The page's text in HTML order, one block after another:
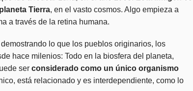
Tierra, en el vasto cosmos. Algo empieza a
a través de la retina humana.
demostrando lo que los pueblos originarios, los
hace milenios: Todo en la biosfera del planeta,
ser considerado como un único organismo
está relacionado y es interdependiente, como lo